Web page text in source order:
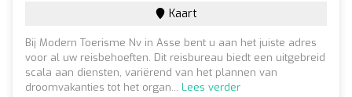
Kaart
Bij Modern Toerisme Nv in Asse bent u aan het juiste adres
voor al uw reisbehoeften. Dit reisbureau biedt een uitgebreid
scala aan diensten, variërend van het plannen van
droomvakanties tot het organ... Lees verder